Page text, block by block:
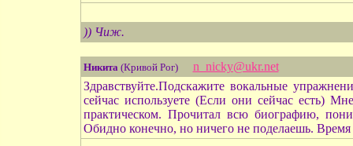
)) Чиж.
Никита(Кривой Рог)
n_nicky@ukr.net
Здравствуйте.Подскажите вокальные
сейчас используете (Если они сейчас есть)
практическом. Прочитал всю биографию,
Обидно конечно, но ничего не поделаешь.